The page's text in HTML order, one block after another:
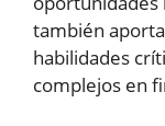
también
habilidades
complejos en